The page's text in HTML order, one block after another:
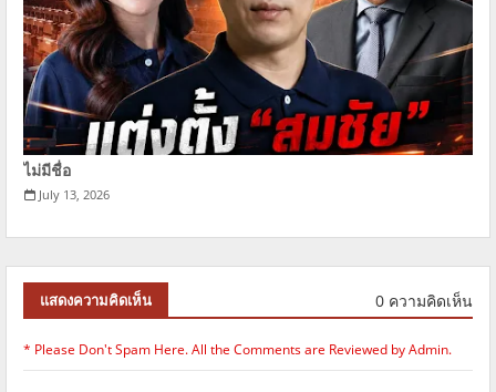
ไม่มีชื่อ
July 13, 2026
แสดงความคิดเห็น 0 ความคิดเห็น
* Please Don't Spam Here. All the Comments are Reviewed by Admin.